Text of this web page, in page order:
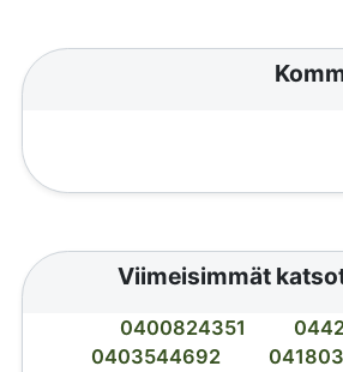
Viimeisimmät
0400824351
0403544692